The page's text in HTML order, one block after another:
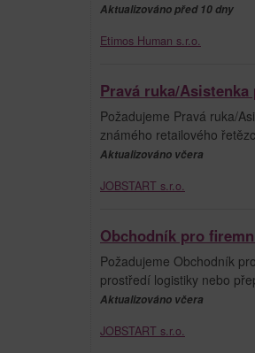
Aktualizováno před 10 dny
Etimos Human s.r.o.
Pravá ruka/
Požadujeme Pravá ruka/
známého retailového
Aktualizováno včera
JOBSTART s.r.o.
Obchodník pro
Požadujeme Obchodník
prostředí logistiky nebo
Aktualizováno včera
JOBSTART s.r.o.